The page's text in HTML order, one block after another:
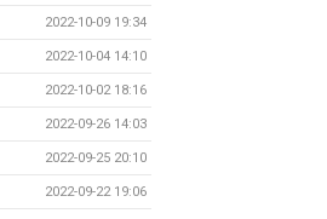
2022-10-09 19:34
2022-10-04 14:10
2022-10-02 18:16
2022-09-26 14:03
2022-09-25 20:10
2022-09-22 19:06